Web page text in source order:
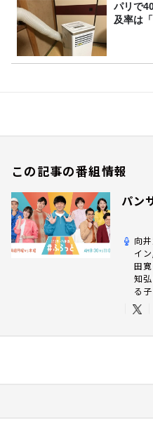
パリで
及率は
この記事の番組情報
パン
向
イ
田
知
る子